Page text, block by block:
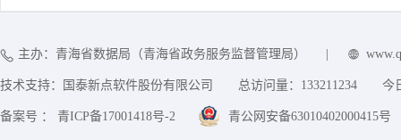
主办：青海省数据局（青海省政务服务监督管理局）
技术支持：国泰新点软件股份有限公司 总访问量： 133211234 今
备案号 ： 青ICP备17001418号-2 青公网安备63010402000415号